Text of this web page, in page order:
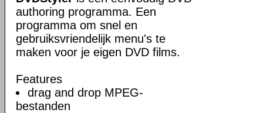
authoring programma. Een
programma om snel en
gebruiksvriendelijk menu's te
maken voor je eigen DVD films.
Features
drag and drop MPEG-
bestanden